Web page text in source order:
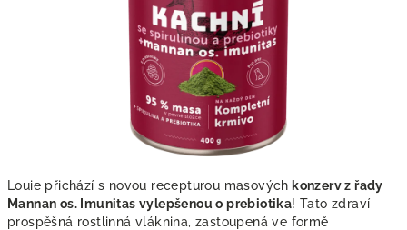
Louie přichází s novou recepturou masových konzerv z řady
Mannan os. Imunitas vylepšenou o prebiotika! Tato zdraví
prospěšná rostlinná vláknina, zastoupená ve formě